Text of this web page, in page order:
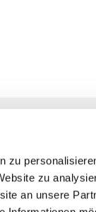
zu
zu
an unsere